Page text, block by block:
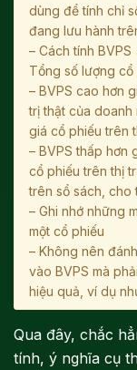
dùng để tính chỉ
đang lưu hành
– Cách tính
Tổng số lượng
– BVPS cao hơn
trị thật của
giá cổ phiếu trên
– BVPS thấp hơn
cổ phiếu trên thị
trên sổ sách, cho
– Ghi nhớ những
một cổ phiếu
– Không nên
vào BVPS mà
hiệu quả, ví dụ
Qua đây, chắc
tính, ý nghĩa cụ